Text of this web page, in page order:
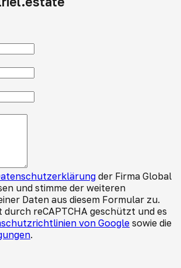
der Firma Global
und stimme der weiteren
Daten aus diesem Formular zu.
durch reCAPTCHA geschützt und es
von Google sowie die
.